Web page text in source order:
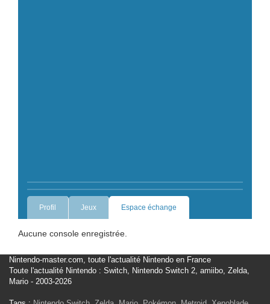
Profil Jeux Espace échange
Aucune console enregistrée.
Nintendo-master.com, toute l'actualité Nintendo en France
Toute l'actualité Nintendo : Switch, Nintendo Switch 2, amiibo, Zelda,
Mario - 2003-2026